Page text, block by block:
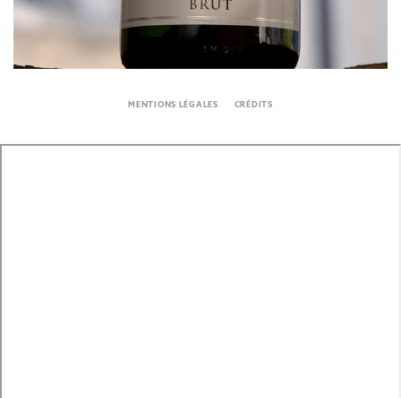
MENTIONS LÉGALES CRÉDITS